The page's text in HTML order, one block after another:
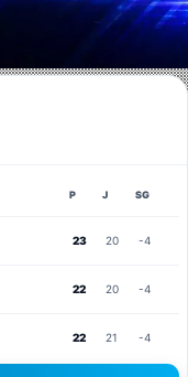
P J SG
23 20 -4
22 20 -4
22 21 -4